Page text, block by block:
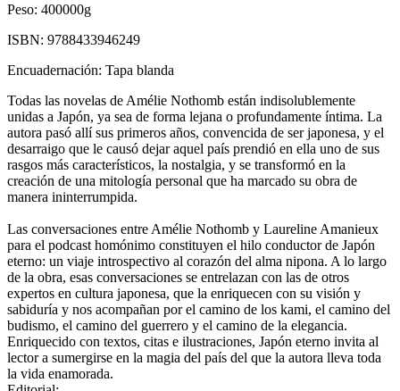
Peso: 400000g
ISBN: 9788433946249
Encuadernación: Tapa blanda
Todas las novelas de Amélie Nothomb están indisolublemente
unidas a Japón, ya sea de forma lejana o profundamente íntima. La
autora pasó allí sus primeros años, convencida de ser japonesa, y el
desarraigo que le causó dejar aquel país prendió en ella uno de sus
rasgos más característicos, la nostalgia, y se transformó en la
creación de una mitología personal que ha marcado su obra de
manera ininterrumpida.
Las conversaciones entre Amélie Nothomb y Laureline Amanieux
para el podcast homónimo constituyen el hilo conductor de Japón
eterno: un viaje introspectivo al corazón del alma nipona. A lo largo
de la obra, esas conversaciones se entrelazan con las de otros
expertos en cultura japonesa, que la enriquecen con su visión y
sabiduría y nos acompañan por el camino de los kami, el camino del
budismo, el camino del guerrero y el camino de la elegancia.
Enriquecido con textos, citas e ilustraciones, Japón eterno invita al
lector a sumergirse en la magia del país del que la autora lleva toda
la vida enamorada.